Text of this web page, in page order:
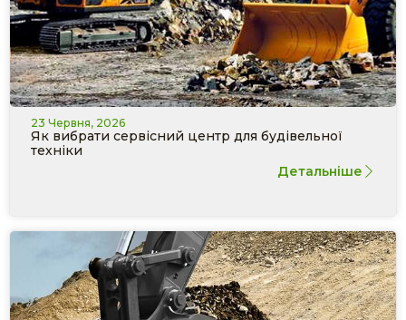
23 Червня, 2026
Як вибрати сервісний центр для будівельної
техніки
Детальніше